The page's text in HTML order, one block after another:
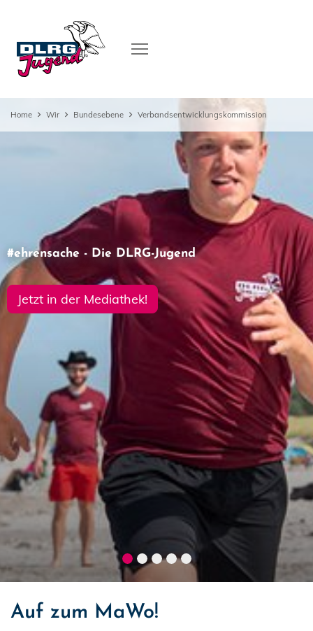
Home Wir Bundesebene Verbandsentwicklungskommission
#ehrensache - Die DLRG-Jugend
Jetzt in der Mediathek!
Auf zum MaWo!